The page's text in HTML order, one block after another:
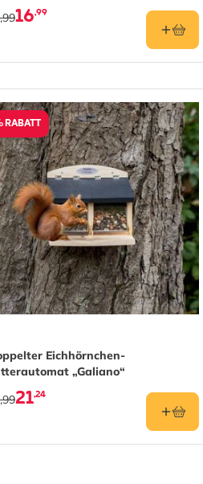
16,99
RABATT
Eichhörnchen-
„Galiano“
21,24